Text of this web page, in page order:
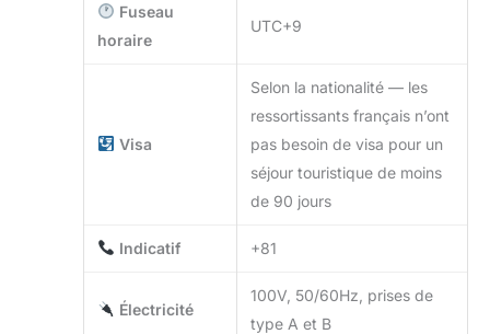
Fuseau
horaire
UTC+9
Visa
Selon la nationalité — les
ressortissants français n’ont
pas besoin de visa pour un
séjour touristique de moins
de 90 jours
Indicatif +81
Électricité
100V, 50/60Hz, prises de
type A et B